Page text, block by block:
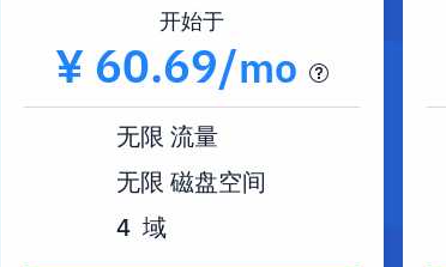
开始于
¥ 60.69/mo
无限 流量
无限 磁盘空间
4 域